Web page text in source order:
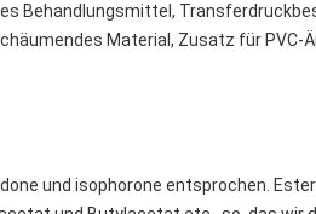
Behandlungsmittel,
Material, Zusatz für PVC-
und isophorone entsprochen.